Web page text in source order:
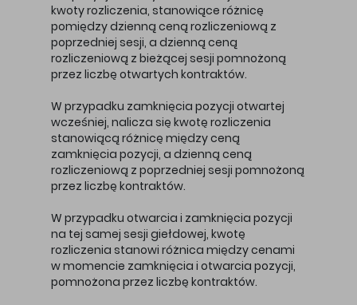
kwoty rozliczenia, stanowiące różnicę
pomiędzy dzienną ceną rozliczeniową z
poprzedniej sesji, a dzienną ceną
rozliczeniową z bieżącej sesji pomnożoną
przez liczbę otwartych kontraktów.
W przypadku zamknięcia pozycji otwartej
wcześniej, nalicza się kwotę rozliczenia
stanowiącą różnicę między ceną
zamknięcia pozycji, a dzienną ceną
rozliczeniową z poprzedniej sesji pomnożoną
przez liczbę kontraktów.
W przypadku otwarcia i zamknięcia pozycji
na tej samej sesji giełdowej, kwotę
rozliczenia stanowi różnica między cenami
w momencie zamknięcia i otwarcia pozycji,
pomnożona przez liczbę kontraktów.